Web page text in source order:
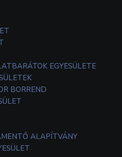
EGYESÜLETE
BORREND
ALAPÍTVÁNY